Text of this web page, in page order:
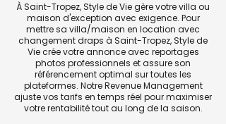
À Saint-Tropez, Style de Vie gère votre villa ou
maison d'exception avec exigence. Pour
mettre sa villa/maison en location avec
changement draps à Saint-Tropez, Style de
Vie crée votre annonce avec reportages
photos professionnels et assure son
référencement optimal sur toutes les
plateformes. Notre Revenue Management
ajuste vos tarifs en temps réel pour maximiser
votre rentabilité tout au long de la saison.